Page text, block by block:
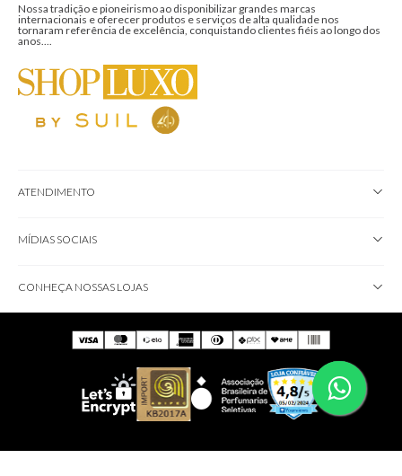
Nossa tradição e pioneirismo ao disponibilizar grandes marcas
internacionais e oferecer produtos e serviços de alta qualidade nos
tornaram referência de excelência, conquistando clientes fiéis ao longo dos
anos....
ATENDIMENTO
MÍDIAS SOCIAIS
CONHEÇA NOSSAS LOJAS